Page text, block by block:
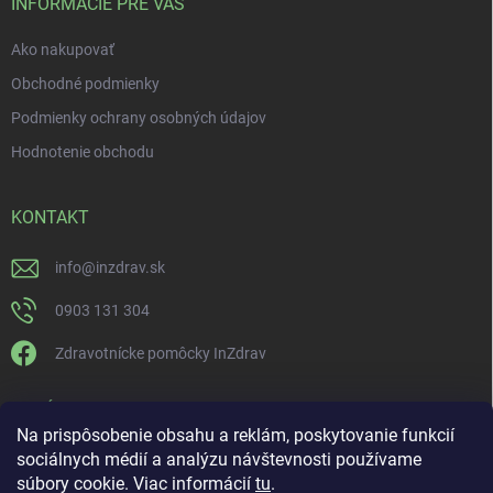
Na prispôsobenie obsahu a reklám, poskytovanie funkcií
sociálnych médií a analýzu návštevnosti používame
súbory cookie. Viac informácií tu.
Ako nakupovať
Obchodné podmienky
Podmienky ochrany osobných údajov
Hodnotenie obchodu
KONTAKT
info@inzdrav.sk
0903 131 304
Zdravotnícke pomôcky InZdrav